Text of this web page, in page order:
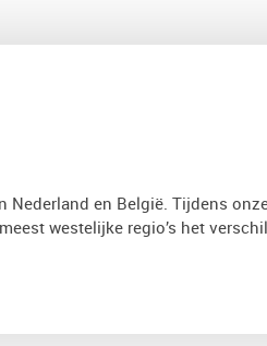
en België. Tijdens
westelijke regio’s het